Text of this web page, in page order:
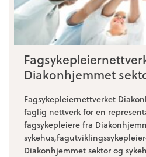
Diakonhjemmet
Fagsykepleiernettverket
faglig nettverk for en
fagsykepleiere fra
Diakonhjemmet sektor og